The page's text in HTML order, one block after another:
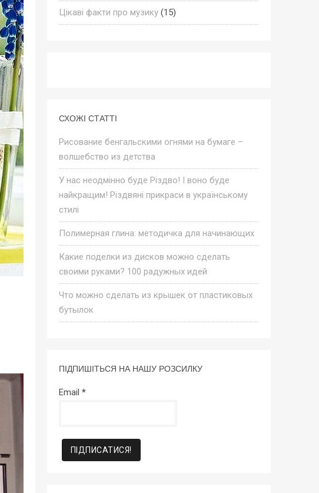
Цікаві факти про музику(15)
СХОЖІ СТАТТІ
Рисование бенгальскими огнями на бумаге –
волшебство из детства
У нас неодмінно буде Різдво! І воно буде
найкращим! Різдвяні прикраси в українському
стилі
Полимерная глина: методичка для начинающих
Какие поделки из дисков можно сделать
своими руками? 100 радужных идей
Что можно сделать из крышек от пластиковых
бутылок
ПІДПИШІТЬСЯ НА НАШУ РОЗСИЛКУ
Email *